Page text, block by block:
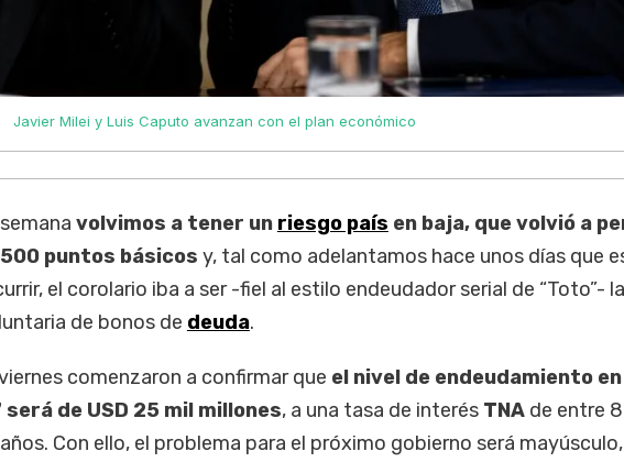
Javier Milei y Luis Caputo avanzan con el plan económico
volvimos a tener un riesgo país en baja, que volvió a
puntos básicos y, tal como adelantamos hace unos días que
el corolario iba a ser -fiel al estilo endeudador serial de “Toto”- la
de bonos de deuda.
comenzaron a confirmar que el nivel de endeudamiento
de USD 25 mil millones, a una tasa de interés TNA de entre
años. Con ello, el problema para el próximo gobierno será